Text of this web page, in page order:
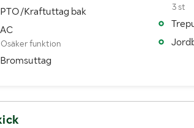
VIKT:
(kg)
PTO/Kraftuttag bak
AC
Osäker funktion
Bromsuttag
3 st